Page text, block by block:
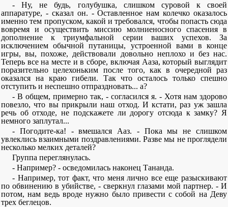
- Ну, не будь, голубушка, слишком суровой к своей
аппаратуре, - сказал он. - Оставленное нам колечко оказалось
именно тем пропуском, какой и требовался, чтобы попасть сюда
вовремя и осуществить миссию молниеносного спасения в
дополнение к триумфальной серии ваших успехов. За
исключением обычной путаницы, устроенной вами в конце
игры, вы, похоже, действовали довольно неплохо и без нас.
Теперь все на месте и в сборе, включая Ааза, который выглядит
поразительно целехоньким после того, как в очередной раз
оказался на краю гибели. Так что осталось только спешно
отступить и неспешно отпраздновать... а?
- В общем, примерно так, - согласился я. - Хотя нам здорово
повезло, что вы прикрыли наш отход. И кстати, раз уж зашла
речь об отходе, не подскажете ли дорогу отсюда к замку? Я
немного заплутал...
- Погодите-ка! - вмешался Ааз. - Пока мы не слишком
увлеклись взаимными поздравлениями. Разве мы не проглядели
несколько мелких деталей?
Группа переглянулась.
- Например? - осведомилась наконец Тананда.
- Например, тот факт, что меня лично все еще разыскивают
по обвинению в убийстве, - сверкнул глазами мой партнер. - И
потом, нам ведь вроде нужно было привести с собой на Деву
трех беглецов.